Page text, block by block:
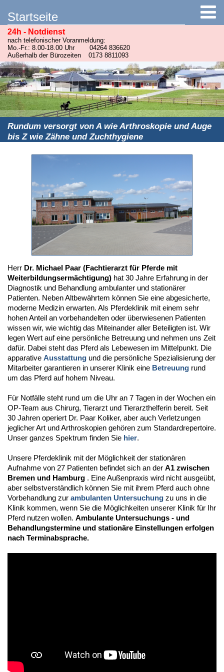
Startseite
24h - Notdienst
nach telefonischer Voranmeldung:
Mo.-Fr.: 8.00-18.00 Uhr
04264 836620
Außerhalb der Bürozeiten
0173 8811093
Rundum versorgt von A wie Arthroskopie und Auge
bis Z wie Zähne und Zuchthygiene
Herr Dr. Michael Paar (Fachtierarzt für Pferde mit
Weiterbildungsermächtigung) hat 30 Jahre Erfahrung in der
Diagnostik und Behandlung ambulanter und stationärer
Patienten. Neben Altbewährtem können Sie eine abgesicherte,
moderne Medizin erwarten. Als Pferdeklinik mit einem sehr
hohen Anteil an vorbehandelten oder überwiesenen Patienten
wissen wir, wie wichtig das Miteinander aller Beteiligten ist. Wir
legen Wert auf eine persönliche Betreuung und nehmen uns Zeit
dafür. Dabei steht das Pferd als Lebewesen im Mittelpunkt. Die
apparative Ausstattung und die persönliche Spezialisierung der
Mitarbeiter garantieren in unserer Klinik eine Betreuung rund
um das Pferd auf hohem Niveau.
Für Notfälle steht rund um die Uhr an 7 Tagen in der Wochen ein
OP-Team aus Chirurg, Tierarzt und Tierarzthelferin bereit. Seit
30 Jahren operiert Dr. Paar Koliker, aber auch Verletzungen
jeglicher Art und Arthroskopien gehören zum Standardrepertoire.
Unser ganzes Spektrum finden Sie hier.
Unsere Pferdeklinik mit der Möglichkeit der stationären
Aufnahme von 27 Patienten befindet sich an der A1 zwischen
Bremen und Hamburg . Eine Außenpraxis wird nicht ausgeübt,
aber selbstverständlich können Sie mit ihrem Pferd auch ohne
Vorbehandlung zur ambulanten Untersuchung zu uns in die
Klinik kommen, wenn Sie die Möglichkeiten unserer Klinik für Ihr
Pferd nutzen wollen. Ambulante Untersuchungs - und
Behandlungstermine und stationäre Einstellungen erfolgen
nach Terminabsprache.